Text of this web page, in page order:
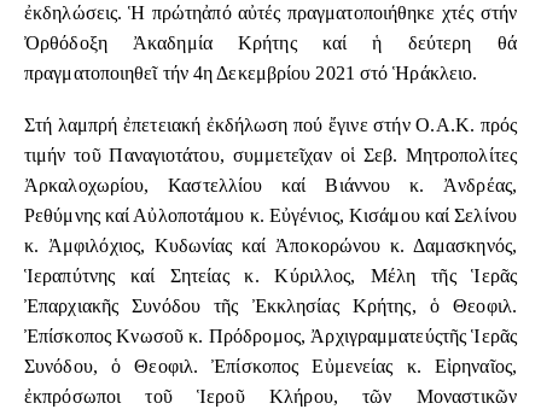
ἐκδηλώσεις. Ἡ πρώτηἀπό αὐτές πραγματοποιήθηκε χτές στήν
Ὀρθόδοξη Ἀκαδημία Κρήτης καί ἡ δεύτερη θά
πραγματοποιηθεῖ τήν 4η Δεκεμβρίου 2021 στό Ἡράκλειο.
Στή λαμπρή ἐπετειακή ἐκδήλωση πού ἔγινε στήν Ο.Α.Κ. πρός
τιμήν τοῦ Παναγιοτάτου, συμμετεῖχαν οἱ Σεβ. Μητροπολίτες
Ἀρκαλοχωρίου, Καστελλίου καί Βιάννου κ. Ἀνδρέας,
Ρεθύμνης καί Αὐλοποτάμου κ. Εὐγένιος, Κισάμου καί Σελίνου
κ. Ἀμφιλόχιος, Κυδωνίας καί Ἀποκορώνου κ. Δαμασκηνός,
Ἱεραπύτνης καί Σητείας κ. Κύριλλος, Μέλη τῆς Ἱερᾶς
Ἐπαρχιακῆς Συνόδου τῆς Ἐκκλησίας Κρήτης, ὁ Θεοφιλ.
Ἐπίσκοπος Κνωσοῦ κ. Πρόδρομος, Ἀρχιγραμματεύςτῆς Ἱερᾶς
Συνόδου, ὁ Θεοφιλ. Ἐπίσκοπος Εὐμενείας κ. Εἰρηναῖος,
ἐκπρόσωποι τοῦ Ἱεροῦ Κλήρου, τῶν Μοναστικῶν